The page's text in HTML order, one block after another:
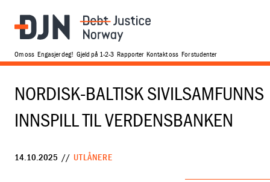
Om oss Engasjer deg! Gjeld på 1-2-3 Rapporter Kontakt oss For studenter
NORDISK-BALTISK SIVILSAMFUNNS
INNSPILL TIL VERDENSBANKEN
14.10.2025 // UTLÅNERE